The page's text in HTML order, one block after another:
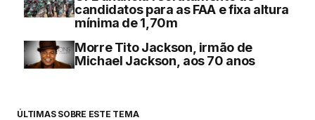
candidatos para as FAA e fixa altura
mínima de 1,70m
Morre Tito Jackson, irmão de
Michael Jackson, aos 70 anos
ÚLTIMAS SOBRE ESTE TEMA